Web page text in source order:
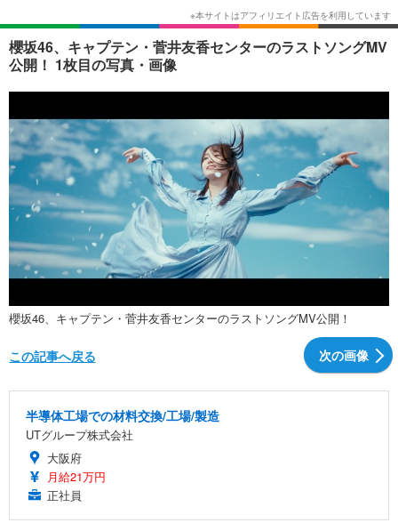
韓国・芸能
音楽 スポーツ
ショッピング その他
ライフTOP グルメ
ペット ショッピング
その他
リリース一覧
プッシュ通知の停止方法
櫻坂46、キャプテン・菅井友香センターのラストソングMV
公開！ 1枚目の写真・画像
櫻坂46、キャプテン・菅井友香センターのラストソングMV公開！
次の画像
この記事へ戻る
半導体工場での材料交換/工場/製造
UTグループ株式会社
大阪府
月給21万円
正社員